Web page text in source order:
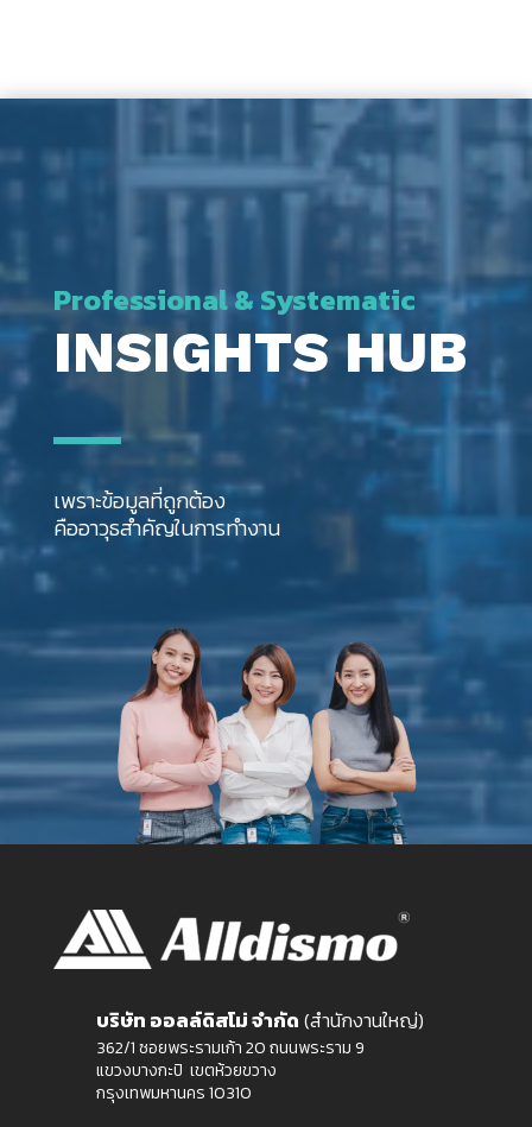
Professional & Systematic
INSIGHTS HUB
เพราะข้อมูลที่ถูกต้อง
คืออาวุธสำคัญในการทำงาน
บริษัท ออลล์ดิสโม่ จำกัด (สำนักงานใหญ่)
362/1 ซอยพระรามเก้า 20 ถนนพระราม 9
แขวงบางกะปิ เขตห้วยขวาง
กรุงเทพมหานคร 10310